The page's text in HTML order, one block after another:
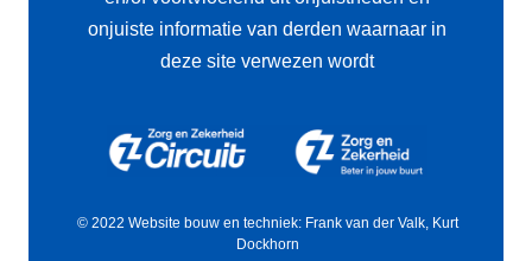
onjuiste informatie van derden waarnaar in
deze site verwezen wordt
© 2022 Website bouw en techniek: Frank van der Valk, Kurt
Dockhorn